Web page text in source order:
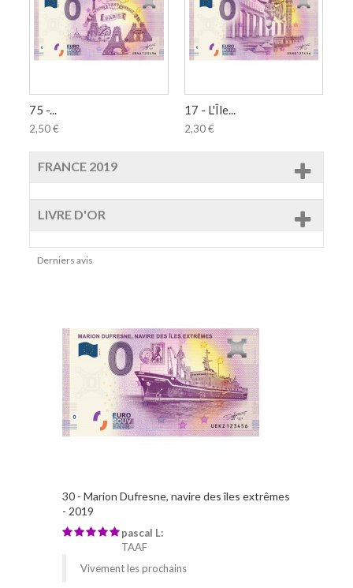
75 -...
2,50 €
17 - L'Île...
2,30 €
FRANCE 2019
LIVRE D'OR
Derniers avis
30 - Marion Dufresne, navire des îles extrêmes
- 2019
pascal L:
TAAF
Vivement les prochains